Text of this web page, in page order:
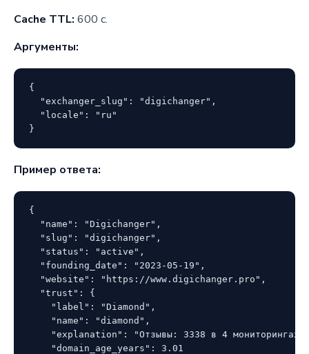
Cache TTL: 600 с.
Аргументы:
{
  "exchanger_slug": "digichanger",
  "locale": "ru"
}
Пример ответа:
{
  "name": "Digichanger",
  "slug": "digichanger",
  "status": "active",
  "founding_date": "2023-05-19",
  "website": "https://www.digichanger.pro",
  "trust": {
    "label": "Diamond",
    "name": "diamond",
"explanation": "Отзывы: 3338 в 4 мониторингах.
    "domain_age_years": 3.01